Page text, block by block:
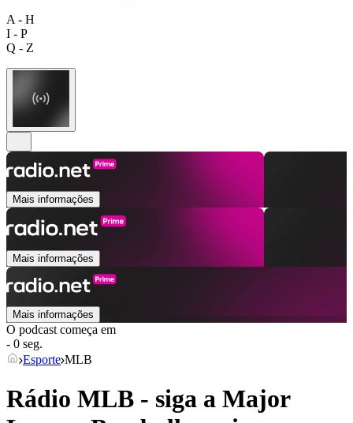
A - H
I - P
Q - Z
Mais informações
Mais informações
Mais informações
O podcast começa em
- 0 seg.
Esporte MLB
Rádio MLB - siga a Major